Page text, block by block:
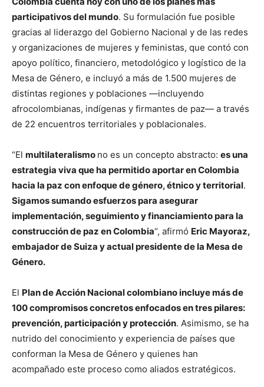
participativos del mundo. Su formulación fue posible
gracias al liderazgo del Gobierno Nacional y de las redes
y organizaciones de mujeres y feministas, que contó con
apoyo político, financiero, metodológico y logístico de la
Mesa de Género, e incluyó a más de 1.500 mujeres de
distintas regiones y poblaciones —incluyendo
afrocolombianas, indígenas y firmantes de paz— a través
de 22 encuentros territoriales y poblacionales.
“El multilateralismo no es un concepto abstracto: es una
estrategia viva que ha permitido aportar en Colombia
hacia la paz con enfoque de género, étnico y territorial.
Sigamos sumando esfuerzos para asegurar
implementación, seguimiento y financiamiento para la
construcción de paz en Colombia“, afirmó Eric Mayoraz,
embajador de Suiza y actual presidente de la Mesa de
Género.
El Plan de Acción Nacional colombiano incluye más de
100 compromisos concretos enfocados en tres pilares:
prevención, participación y protección. Asimismo, se ha
nutrido del conocimiento y experiencia de países que
conforman la Mesa de Género y quienes han
acompañado este proceso como aliados estratégicos.